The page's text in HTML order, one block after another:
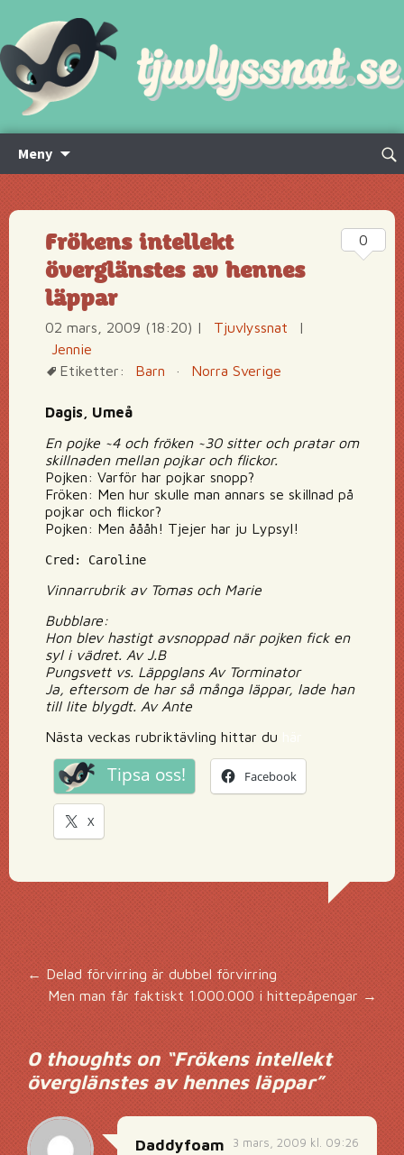
Meny
innehåll
Sök
Frökens intellekt
överglänstes av hennes
läppar
02 mars, 2009 (18:20) | Tjuvlyssnat
|
Jennie
Etiketter:
Barn · Norra Sverige
Dagis, Umeå
En pojke ~4 och fröken ~30 sitter och pratar om
skillnaden mellan pojkar och flickor.
Pojken: Varför har pojkar snopp?
Fröken: Men hur skulle man annars se skillnad på
pojkar och flickor?
Pojken: Men åååh! Tjejer har ju Lypsyl!
Cred: Caroline
Vinnarrubrik av Tomas och Marie
Bubblare:
Hon blev hastigt avsnoppad när pojken fick en
syl i vädret. Av J.B
Pungsvett vs. Läppglans Av Torminator
Ja, eftersom de har så många läppar, lade han
till lite blygdt. Av Ante
Nästa veckas rubriktävling hittar du
Tipsa oss! Facebook
X
0
Inläggsnavigering
←Delad förvirring är dubbel förvirring
Men man får faktiskt 1.000.000 i hittepåpengar →
0 thoughts on “Frökens intellekt
överglänstes av hennes läppar”
3 mars, 2009 kl. 09:26
Daddyfoam